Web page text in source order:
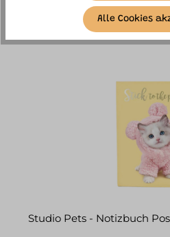
SIMILAR
Studio Pets - Notizbuch
Alle Cookies